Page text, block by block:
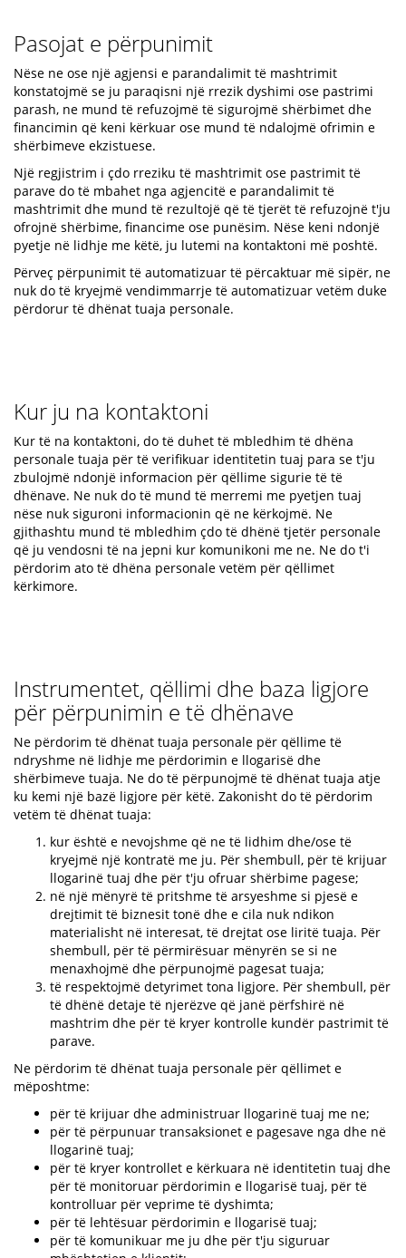
Pasojat e përpunimit
Nëse ne ose një agjensi e parandalimit të mashtrimit
konstatojmë se ju paraqisni një rrezik dyshimi ose pastrimi
parash, ne mund të refuzojmë të sigurojmë shërbimet dhe
financimin që keni kërkuar ose mund të ndalojmë ofrimin e
shërbimeve ekzistuese.
Një regjistrim i çdo rreziku të mashtrimit ose pastrimit të
parave do të mbahet nga agjencitë e parandalimit të
mashtrimit dhe mund të rezultojë që të tjerët të refuzojnë t'ju
ofrojnë shërbime, financime ose punësim. Nëse keni ndonjë
pyetje në lidhje me këtë, ju lutemi na kontaktoni më poshtë.
Përveç përpunimit të automatizuar të përcaktuar më sipër, ne
nuk do të kryejmë vendimmarrje të automatizuar vetëm duke
përdorur të dhënat tuaja personale.
Kur ju na kontaktoni
Kur të na kontaktoni, do të duhet të mbledhim të dhëna
personale tuaja për të verifikuar identitetin tuaj para se t'ju
zbulojmë ndonjë informacion për qëllime sigurie të të
dhënave. Ne nuk do të mund të merremi me pyetjen tuaj
nëse nuk siguroni informacionin që ne kërkojmë. Ne
gjithashtu mund të mbledhim çdo të dhënë tjetër personale
që ju vendosni të na jepni kur komunikoni me ne. Ne do t'i
përdorim ato të dhëna personale vetëm për qëllimet
kërkimore.
Instrumentet, qëllimi dhe baza ligjore
për përpunimin e të dhënave
Ne përdorim të dhënat tuaja personale për qëllime të
ndryshme në lidhje me përdorimin e llogarisë dhe
shërbimeve tuaja. Ne do të përpunojmë të dhënat tuaja atje
ku kemi një bazë ligjore për këtë. Zakonisht do të përdorim
vetëm të dhënat tuaja:
kur është e nevojshme që ne të lidhim dhe/ose të
kryejmë një kontratë me ju. Për shembull, për të krijuar
llogarinë tuaj dhe për t'ju ofruar shërbime pagese;
në një mënyrë të pritshme të arsyeshme si pjesë e
drejtimit të biznesit tonë dhe e cila nuk ndikon
materialisht në interesat, të drejtat ose liritë tuaja. Për
shembull, për të përmirësuar mënyrën se si ne
menaxhojmë dhe përpunojmë pagesat tuaja;
të respektojmë detyrimet tona ligjore. Për shembull, për
të dhënë detaje të njerëzve që janë përfshirë në
mashtrim dhe për të kryer kontrolle kundër pastrimit të
parave.
Ne përdorim të dhënat tuaja personale për qëllimet e
mëposhtme:
për të krijuar dhe administruar llogarinë tuaj me ne;
për të përpunuar transaksionet e pagesave nga dhe në
llogarinë tuaj;
për të kryer kontrollet e kërkuara në identitetin tuaj dhe
për të monitoruar përdorimin e llogarisë tuaj, për të
kontrolluar për veprime të dyshimta;
për të lehtësuar përdorimin e llogarisë tuaj;
për të komunikuar me ju dhe për t'ju siguruar